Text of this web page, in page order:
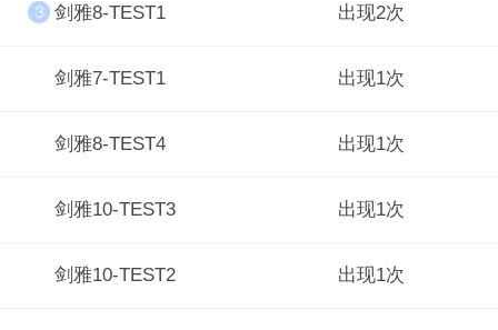
剑雅8-TEST1 出现2次
剑雅7-TEST1 出现1次
剑雅8-TEST4 出现1次
剑雅10-TEST3 出现1次
剑雅10-TEST2 出现1次